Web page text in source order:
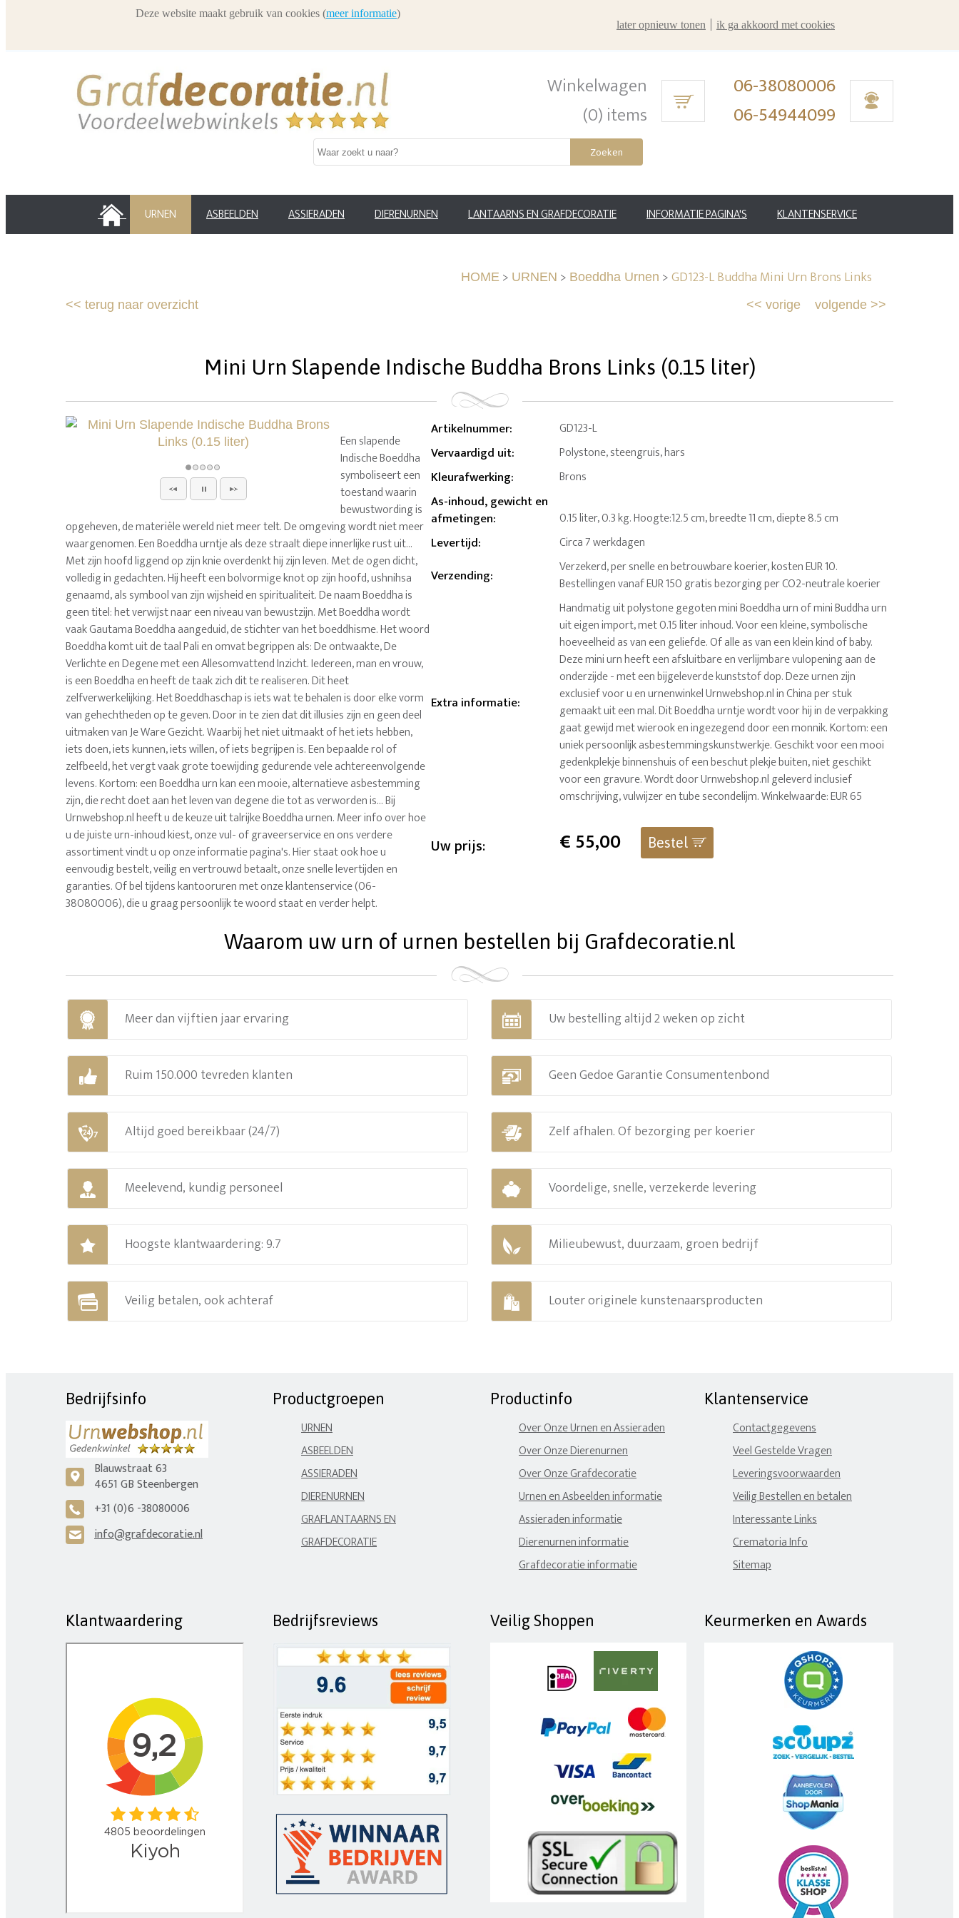
Winkelwagen
(0) items
06-38080006
06-54944099
Zoeken
HOME URNEN ASBEELDEN ASSIERADEN DIERENURNEN LANTAARNS EN GRAFDECORATIE INFORMATIE PAGINA'S KLANTENSERVICE
HOME > URNEN > Boeddha Urnen >GD123-L Buddha Mini Urn Brons Links
<< terug naar overzicht volgende >>
<< vorige
Mini Urn Slapende Indische Buddha Brons Links (0.15 liter)
Artikelnummer: GD123-L
Vervaardigd uit: Polystone, steengruis, hars
Kleurafwerking: Brons
As-inhoud, gewicht en
afmetingen: 0.15 liter, 0.3 kg. Hoogte:12.5 cm, breedte 11 cm, diepte 8.5 cm
Levertijd: Circa 7 werkdagen
Verzending:
Verzekerd, per snelle en betrouwbare koerier, kosten EUR 10.
Bestellingen vanaf EUR 150 gratis bezorging per CO2-neutrale koerier
Extra informatie:
Handmatig uit polystone gegoten mini Boeddha urn of mini Buddha urn
uit eigen import, met 0.15 liter inhoud. Voor een kleine, symbolische
hoeveelheid as van een geliefde. Of alle as van een klein kind of baby.
Deze mini urn heeft een afsluitbare en verlijmbare vulopening aan de
onderzijde - met een bijgeleverde kunststof dop. Deze urnen zijn
exclusief voor u en urnenwinkel Urnwebshop.nl in China per stuk
gemaakt uit een mal. Dit Boeddha urntje wordt voor hij in de verpakking
gaat gewijd met wierook en ingezegend door een monnik. Kortom: een
uniek persoonlijk asbestemmingskunstwerkje. Geschikt voor een mooi
gedenkplekje binnenshuis of een beschut plekje buiten, niet geschikt
voor een gravure. Wordt door Urnwebshop.nl geleverd inclusief
omschrijving, vulwijzer en tube secondelijm. Winkelwaarde: EUR 65
Uw prijs: €55,00 Bestel
Een slapende
Indische Boeddha
symboliseert een
toestand waarin
bewustwording is
opgeheven, de materiële wereld niet meer telt. De omgeving wordt niet meer
waargenomen. Een Boeddha urntje als deze straalt diepe innerlijke rust uit...
Met zijn hoofd liggend op zijn knie overdenkt hij zijn leven. Met de ogen dicht,
volledig in gedachten. Hij heeft een bolvormige knot op zijn hoofd, ushnihsa
genaamd, als symbool van zijn wijsheid en spiritualiteit. De naam Boeddha is
geen titel: het verwijst naar een niveau van bewustzijn. Met Boeddha wordt
vaak Gautama Boeddha aangeduid, de stichter van het boeddhisme. Het woord
Boeddha komt uit de taal Pali en omvat begrippen als: De ontwaakte, De
Verlichte en Degene met een Allesomvattend Inzicht. Iedereen, man en vrouw,
is een Boeddha en heeft de taak zich dit te realiseren. Dit heet
zelfverwerkelijking. Het Boeddhaschap is iets wat te behalen is door elke vorm
van gehechtheden op te geven. Door in te zien dat dit illusies zijn en geen deel
uitmaken van Je Ware Gezicht. Waarbij het niet uitmaakt of het iets hebben,
iets doen, iets kunnen, iets willen, of iets begrijpen is. Een bepaalde rol of
zelfbeeld, het vergt vaak grote toewijding gedurende vele achtereenvolgende
levens. Kortom: een Boeddha urn kan een mooie, alternatieve asbestemming
zijn, die recht doet aan het leven van degene die tot as verworden is... Bij
Urnwebshop.nl heeft u de keuze uit talrijke Boeddha urnen. Meer info over hoe
u de juiste urn-inhoud kiest, onze vul- of graveerservice en ons verdere
assortiment vindt u op onze informatie pagina's. Hier staat ook hoe u
eenvoudig bestelt, veilig en vertrouwd betaalt, onze snelle levertijden en
garanties. Of bel tijdens kantooruren met onze klantenservice (06-
38080006), die u graag persoonlijk te woord staat en verder helpt.
Waarom uw urn of urnen bestellen bij Grafdecoratie.nl
Meer dan vijftien jaar ervaring Uw bestelling altijd 2 weken op zicht
Ruim 150.000 tevreden klanten Geen Gedoe Garantie Consumentenbond
Altijd goed bereikbaar (24/7) Zelf afhalen. Of bezorging per koerier
Meelevend, kundig personeel Voordelige, snelle, verzekerde levering
Hoogste klantwaardering: 9.7 Milieubewust, duurzaam, groen bedrijf
Veilig betalen, ook achteraf Louter originele kunstenaarsproducten
Bedrijfsinfo
c
Blauwstraat 63
4651 GB Steenbergen
A +31 (0)6 -38080006
H info@grafdecoratie.nl
Productgroepen
URNEN
ASBEELDEN
ASSIERADEN
DIERENURNEN
GRAFLANTAARNS EN
GRAFDECORATIE
Productinfo
Over Onze Urnen en Assieraden
Over Onze Dierenurnen
Over Onze Grafdecoratie
Urnen en Asbeelden informatie
Assieraden informatie
Dierenurnen informatie
Grafdecoratie informatie
Klantenservice
Contactgegevens
Veel Gestelde Vragen
Leveringsvoorwaarden
Veilig Bestellen en betalen
Interessante Links
Crematoria Info
Sitemap
Klantwaardering Bedrijfsreviews Veilig Shoppen Keurmerken en Awards
Deze website maakt gebruik van cookies (meer informatie)
later opnieuw tonen
ik ga akkoord met cookies